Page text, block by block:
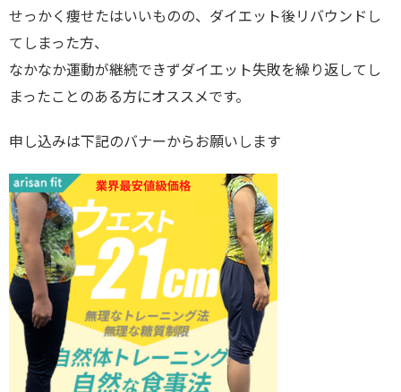
せっかく痩せたはいいものの、ダイエット後リバウンドし
てしまった方、
なかなか運動が継続できずダイエット失敗を繰り返してし
まったことのある方にオススメです。
申し込みは下記のバナーからお願いします